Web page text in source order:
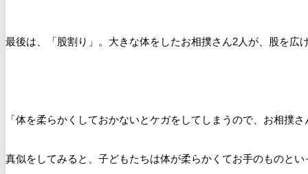
最後は、「股割り」。 大きな体をしたお相撲さん2人が、股を広
「体を柔らかくしておかないとケガをしてしまうので、お相撲
真似をしてみると、子どもたちは体が柔らかくてお手のものと